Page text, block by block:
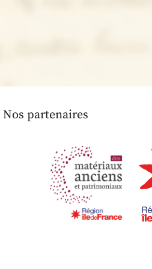
Nos partenaires